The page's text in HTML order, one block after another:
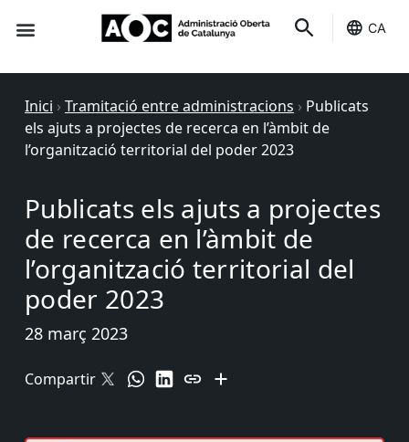
CA
Inici › Tramitació entre administracions › Publicats
els ajuts a projectes de recerca en l’àmbit de
l’organització territorial del poder 2023
Publicats els ajuts a projectes
de recerca en l’àmbit de
l’organització territorial del
poder 2023
28 març 2023
Compartir